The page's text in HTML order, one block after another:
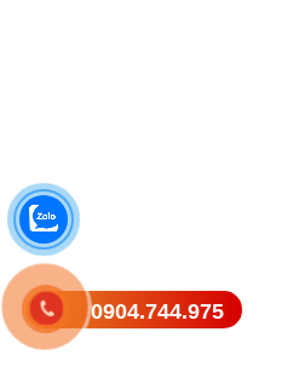
0904.744.975